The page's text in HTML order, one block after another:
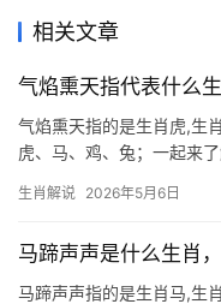
相关文章
气焰熏天指代表什么
气焰熏天指的是生肖虎,生
虎、马、鸡、兔；一起来
肖中，生肖龙最契合这一
生肖解说 2026年5月6日
马蹄声声是什么生肖
马蹄声声指的是生肖马,生